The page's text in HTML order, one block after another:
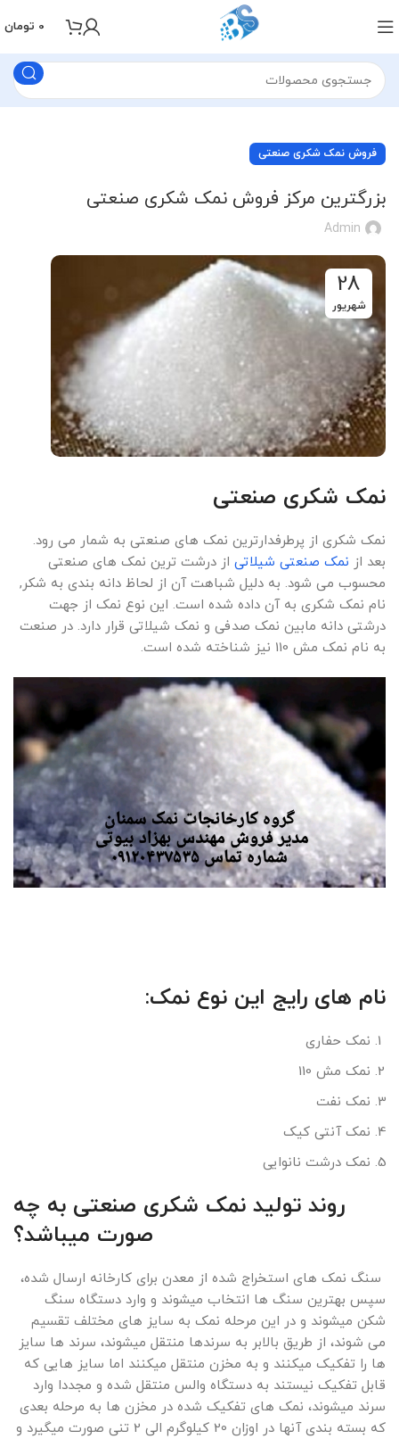
0 تومان
فروش نمک شکری صنعتی
بزرگترین مرکز فروش نمک شکری صنعتی
Admin
28
شهریور
نمک شکری صنعتی
نمک شکری از پرطرفدارترین نمک های صنعتی به شمار می رود.
بعد از نمک صنعتی شیلاتی از درشت ترین نمک های صنعتی
محسوب می شود. به دلیل شباهت آن از لحاظ دانه بندی به شکر,
نام نمک شکری به آن داده شده است. این نوع نمک از جهت
درشتی دانه مابین نمک صدفی و نمک شیلاتی قرار دارد. در صنعت
به نام نمک مش 110 نیز شناخته شده است.
نام های رایج این نوع نمک:
نمک حفاری
نمک مش 110
نمک نفت
نمک آنتی کیک
نمک درشت نانوایی
روند تولید نمک شکری صنعتی به چه
صورت میباشد؟
سنگ نمک های استخراج شده از معدن برای کارخانه ارسال شده،
سپس بهترین سنگ ها انتخاب میشوند و وارد دستگاه سنگ
شکن میشوند و در این مرحله نمک به سایز های مختلف تقسیم
می شوند، از طریق بالابر به سرندها منتقل میشوند، سرند ها سایز
ها را تفکیک میکنند و به مخزن منتقل میکنند اما سایز هایی که
قابل تفکیک نیستند به دستگاه والس منتقل شده و مجددا وارد
سرند میشوند، نمک های تفکیک شده در مخزن ها به مرحله بعدی
که بسته بندی آنها در اوزان 20 کیلوگرم الی 2 تنی صورت میگیرد و